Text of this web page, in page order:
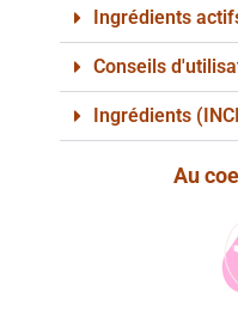
Ingrédients
Conseils
Ingrédients
Au